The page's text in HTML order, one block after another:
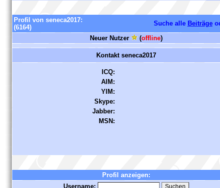
Profil von seneca2017:
(6164)
Suche alle Beiträge
Neuer Nutzer
(offline)
Kontakt seneca2017
ICQ:
AIM:
YIM:
Skype:
Jabber:
MSN:
Profil anzeigen:
Username: